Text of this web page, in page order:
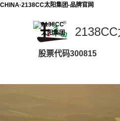
CHINA·2138CC太阳集团-品牌官网
股票代码300815